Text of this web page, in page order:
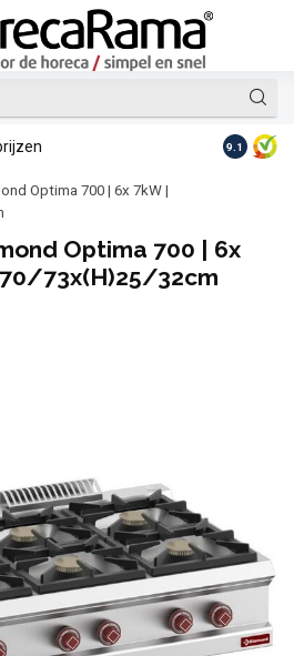
Op
9.1
Optima 700 | 6x 7kW |
Optima 700 | 6x
73x(H)25/32cm